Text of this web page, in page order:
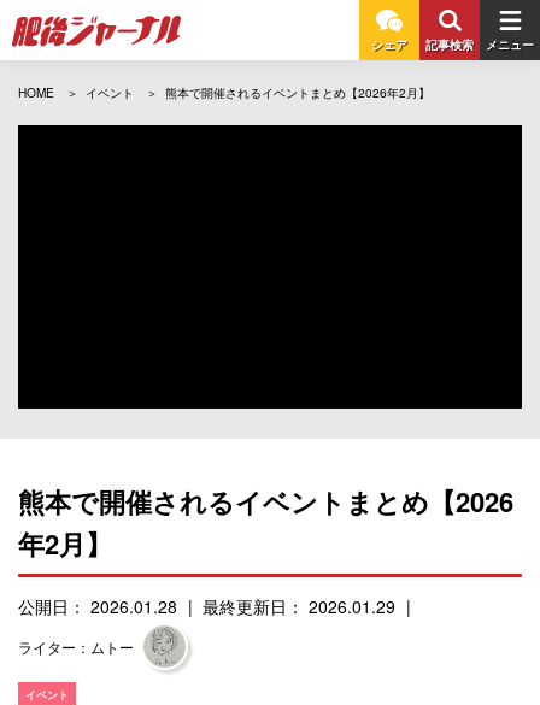
シェア 記事検索 メニュー
HOME イベント 熊本で開催されるイベントまとめ【2026年2月】
熊本で開催されるイベントまとめ【2026
年2月】
公開日： 2026.01.28 最終更新日： 2026.01.29
ライター：ムトー
イベント